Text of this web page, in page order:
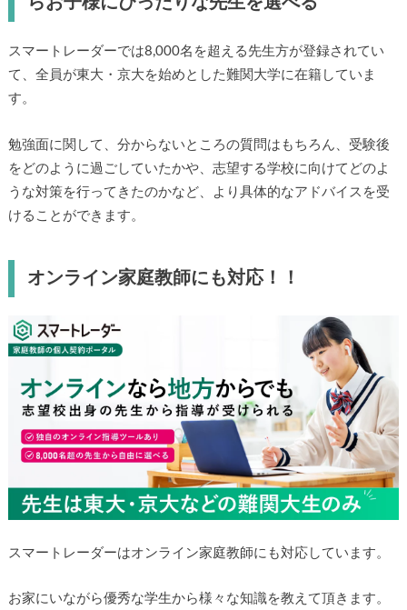
スマートレーダーでは8,000名を超える先生方が登録されてい
て、全員が東大・京大を始めとした難関大学に在籍していま
す。
勉強面に関して、分からないところの質問はもちろん、受験後
をどのように過ごしていたかや、志望する学校に向けてどのよ
うな対策を行ってきたのかなど、より具体的なアドバイスを受
けることができます。
オンライン家庭教師にも対応！！
スマートレーダーはオンライン家庭教師にも対応しています。
お家にいながら優秀な学生から様々な知識を教えて頂きます。